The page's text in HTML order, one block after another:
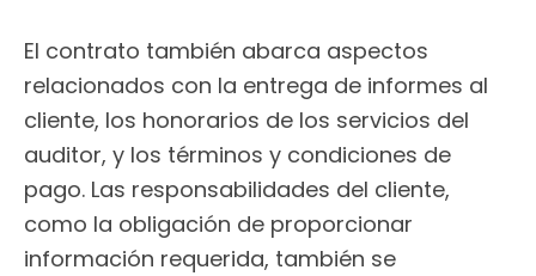
El contrato también abarca aspectos
relacionados con la entrega de informes al
cliente, los honorarios de los servicios del
auditor, y los términos y condiciones de
pago. Las responsabilidades del cliente,
como la obligación de proporcionar
información requerida, también se